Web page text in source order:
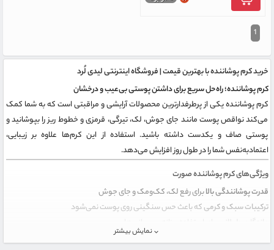
خرید کرم پوشاننده با بهترین قیمت | فروشگاه اینترنتی لیدی لُرد
کرم پوشاننده؛ راه‌حل سریع برای داشتن پوستی بی‌عیب و درخشان
کرم پوشاننده یکی از پرطرفدارترین محصولات آرایشی و مراقبتی است که به شما کمک
می‌کند نواقص پوست مانند جای جوش، لک، تیرگی، قرمزی و خطوط ریز را بپوشانید و
پوستی صاف و یکدست داشته باشید. استفاده از این کرم‌ها علاوه بر زیبایی،
اعتمادبه‌نفس شما را در طول روز افزایش می‌دهد.
ویژگی‌های کرم پوشاننده صورت
قدرت پوشانندگی بالابرای رفع لک، کک‌ومک و جای جوش
ترکیبات سبک و کرمیکه باعث حس سنگینی روی پوست نمی‌شود
برای انواع پوست خشک، چرب و مختلط
نمایش بیشتر